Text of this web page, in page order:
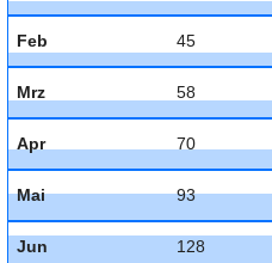
Feb 45
Mrz 58
Apr 70
Mai 93
Jun 128